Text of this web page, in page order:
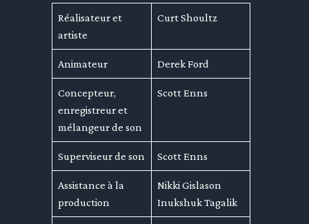
Réalisateur et
artiste
Curt Shoultz
Animateur Derek Ford
Concepteur,
enregistreur et
mélangeur de son
Scott Enns
Superviseur de son Scott Enns
Assistance à la
production
Nikki Gislason
Inukshuk Tagalik